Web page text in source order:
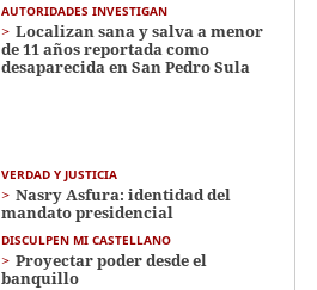
AUTORIDADES INVESTIGAN
Localizan sana y salva a menor
de 11 años reportada como
desaparecida en San Pedro Sula
VERDAD Y JUSTICIA
Nasry Asfura: identidad del
mandato presidencial
DISCULPEN MI CASTELLANO
Proyectar poder desde el
banquillo